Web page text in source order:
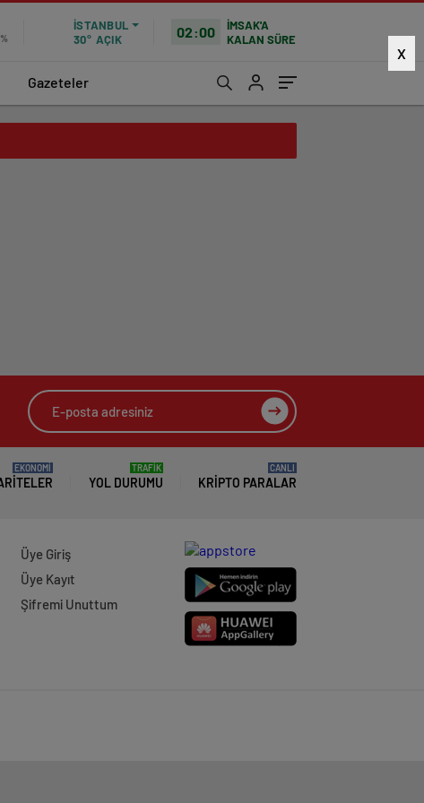
İSTANBUL
30° AÇIK 02:00
İMSAK'A
KALAN SÜRE
Gazeteler
X
EKONOMİ
YOL DURUMU
TRAFİK
KRIPTO PARALAR
CANLI
Üye Giriş
Üye Kayıt
Şifremi Unuttum